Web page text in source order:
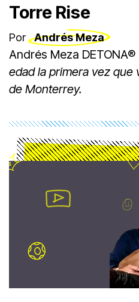
Torre Rise
Por Andrés Meza
Andrés Meza DETONA®
edad la primera vez que
de Monterrey.